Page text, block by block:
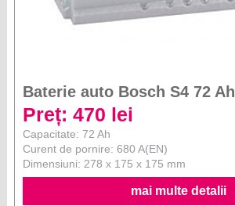
Baterie auto Bosch S4 72 Ah
Preț: 470 lei
Capacitate: 72 Ah
Curent de pornire: 680 A(EN)
Dimensiuni: 278 x 175 x 175 mm
mai multe detalii